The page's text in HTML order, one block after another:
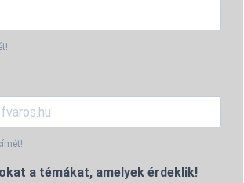
a témákat, amelyek érdeklik!